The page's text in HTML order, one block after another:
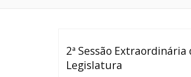
2ª Sessão Extraordinária
Legislatura